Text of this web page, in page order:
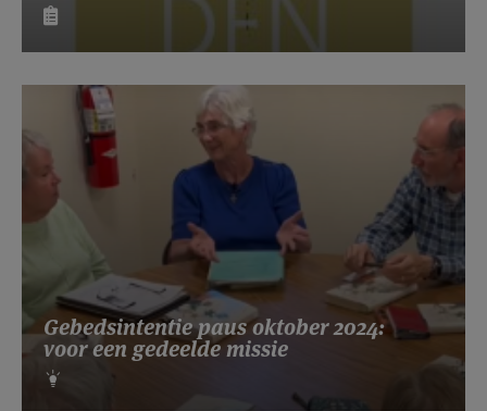
Gebedsintentie paus oktober 2024:
voor een gedeelde missie